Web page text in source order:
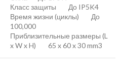
Класс защиты До IP5K4
Время жизни (циклы) До
100,000
Приблизительные размеры (L
x W x H) 65 x 60 x 30 mm3